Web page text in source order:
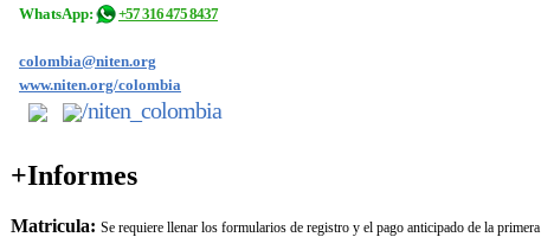
WhatsApp:
+57 316 475 8437
colombia@niten.org
www.niten.org/colombia
/niten_colombia
+Informes
Matricula: Se requiere llenar los formularios de registro y el pago anticipado de la